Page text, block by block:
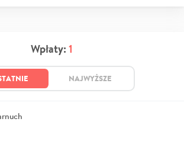
Wpłaty: 1
NAJWYŻSZE